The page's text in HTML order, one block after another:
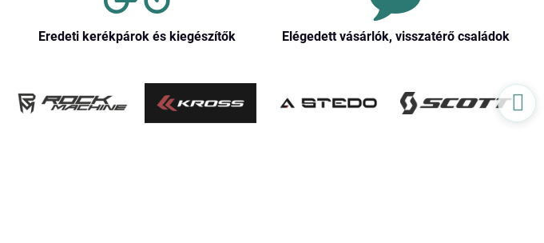
Eredeti kerékpárok és kiegészítők Elégedett vásárlók, visszatérő családok